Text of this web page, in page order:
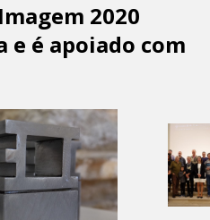
2020
e é apoiado com